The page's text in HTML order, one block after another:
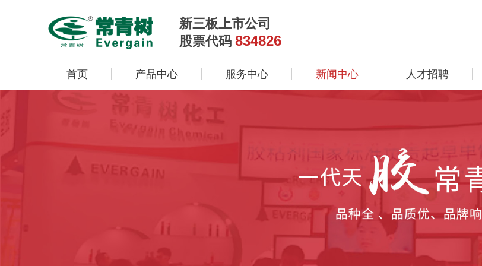
新三板上市公司
股票代码 834826
首页 产品中心 服务中心 新闻中心 人才招聘